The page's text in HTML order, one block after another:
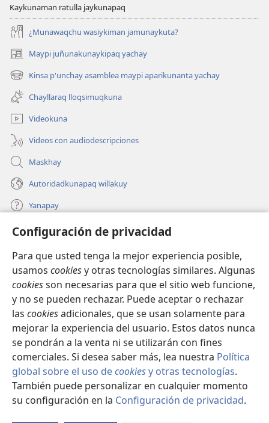
Configuración de privacidad
Para que usted tenga la mejor experiencia posible,
usamos cookiesy otras tecnologías similares. Algunas
cookiesson necesarias para que el sitio web funcione,
y no se pueden rechazar. Puede aceptar o rechazar
las cookiesadicionales, que se usan solamente para
mejorar la experiencia del usuario. Estos datos nunca
se pondrán a la venta ni se utilizarán con fines
comerciales. Si desea saber más, lea nuestra Política
global sobre el uso decookiesy otras tecnologías.
También puede personalizar en cualquier momento
su configuración en la Configuración de privacidad.
Kaykunaman ratulla jaykunapaq
¿Munawaqchu wasiykiman jamunaykuta?
Maypi juñunakunaykipaq yachay
(abre
una
nueva
ventana)
Kinsa p'unchay asamblea maypi aparikunanta yachay
(abre
una
nueva
ventana)
Chayllaraq lloqsimuqkuna
Videokuna
Videos con audiodescripciones
Maskhay
Autoridadkunapaq willakuy
Yanapay
Donacionta churanapaq
una
ventana)
INTERNETPI QELQANCHISKUNA Watchtower™
(abre
una
nueva
ventana)
JW Hub
(abre
una
nueva
ventana)
JW Library ®
Copyright© 2026 Watch Tower Bible and Tract Society of Pennsylvania.
IMATAN RUWAWAQ IMATAN MANA|DATOSKUNATA
WAQAYCHASQAYKUMANTA |CONFIGURACIÓN DE PRIVACIDAD